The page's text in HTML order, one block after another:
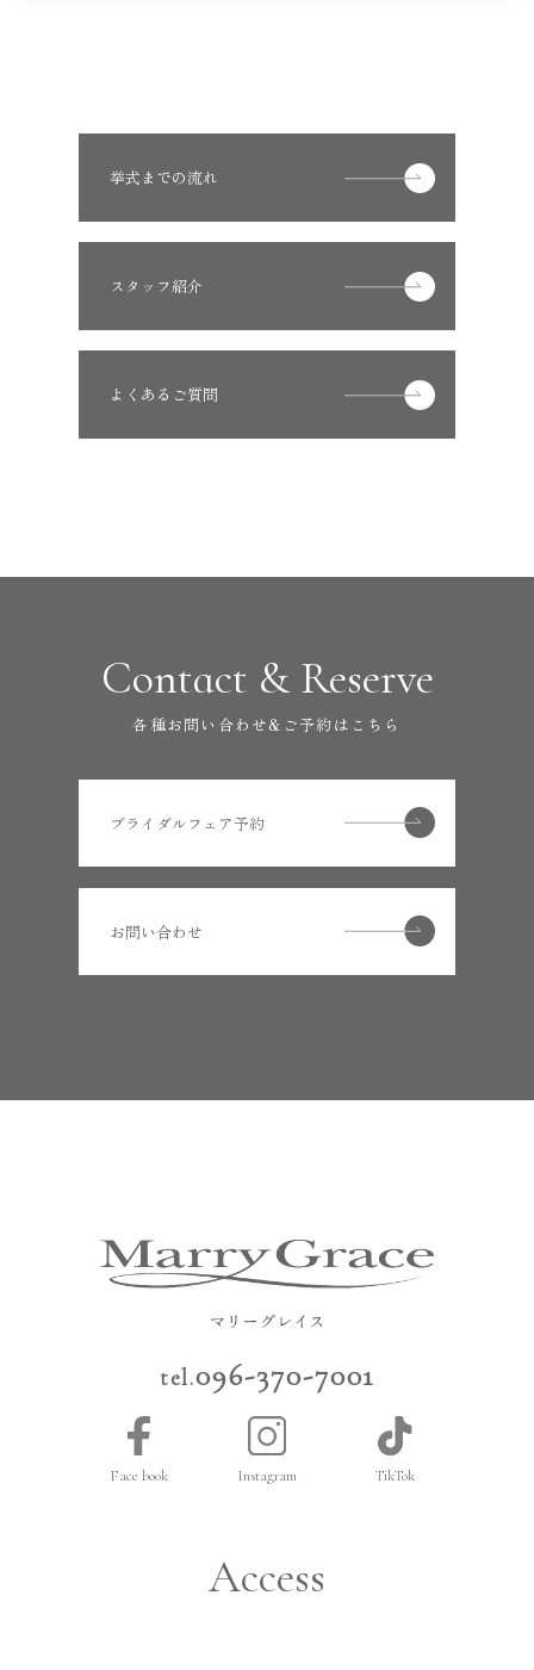
挙式までの流れ
スタッフ紹介
よくあるご質問
Contact & Reserve
各種お問い合わせ&ご予約はこちら
ブライダルフェア予約
お問い合わせ
tel.096-370-7001
Face book Instagram TikTok
Access